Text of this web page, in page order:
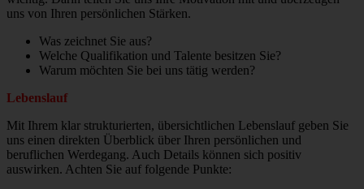
uns von Ihren persönlichen Stärken.
Was zeichnet Sie aus?
Welche Qualifikation und Talente besitzen Sie?
Warum möchten Sie bei uns tätig werden?
Lebenslauf
Mit Ihrem klar strukturierten, übersichtlichen Lebenslauf geben Sie
uns einen direkten Überblick über Ihren persönlichen und
beruflichen Werdegang. Auch Details können sich positiv
auswirken. Achten Sie auf folgende Punkte: